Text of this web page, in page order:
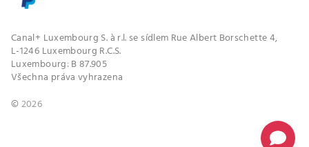
Canal+ Luxembourg S. à r.l. se sídlem Rue Albert Borschette 4,
L-1246 Luxembourg R.C.S.
Luxembourg: B 87.905
Všechna práva vyhrazena
©2026